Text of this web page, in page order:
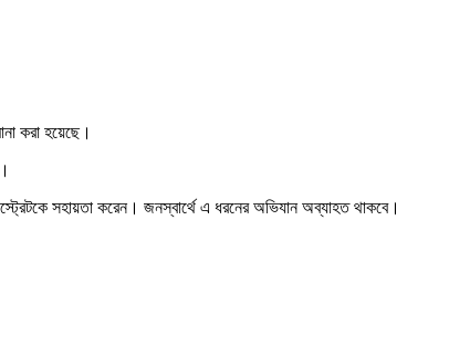
করা হয়েছে।
সহায়তা করেন। জনস্বার্থে এ ধরনের অভিযান অব্যাহত থাকবে।